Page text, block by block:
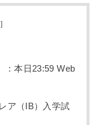
]
：本日23:59 Web
ア（IB）入学試